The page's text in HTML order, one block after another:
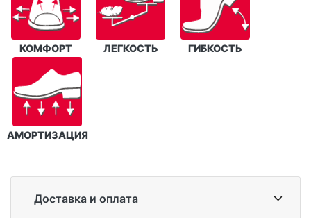
КОМФОРТ ЛЕГКОСТЬ ГИБКОСТЬ
АМОРТИЗАЦИЯ
Доставка и оплата